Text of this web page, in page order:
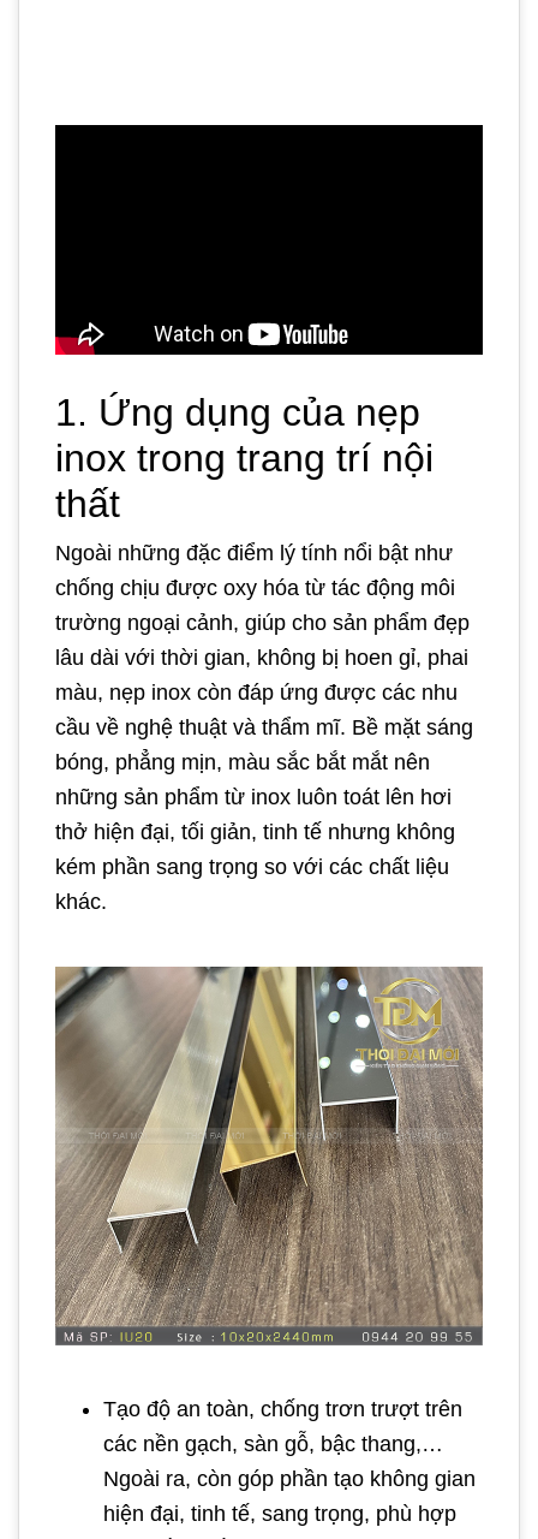
1. Ứng dụng của nẹp
inox trong trang trí nội
thất
Ngoài những đặc điểm lý tính nổi bật như
chống chịu được oxy hóa từ tác động môi
trường ngoại cảnh, giúp cho sản phẩm đẹp
lâu dài với thời gian, không bị hoen gỉ, phai
màu, nẹp inox còn đáp ứng được các nhu
cầu về nghệ thuật và thẩm mĩ. Bề mặt sáng
bóng, phẳng mịn, màu sắc bắt mắt nên
những sản phẩm từ inox luôn toát lên hơi
thở hiện đại, tối giản, tinh tế nhưng không
kém phần sang trọng so với các chất liệu
khác.
Tạo độ an toàn, chống trơn trượt trên
các nền gạch, sàn gỗ, bậc thang,…
Ngoài ra, còn góp phần tạo không gian
hiện đại, tinh tế, sang trọng, phù hợp